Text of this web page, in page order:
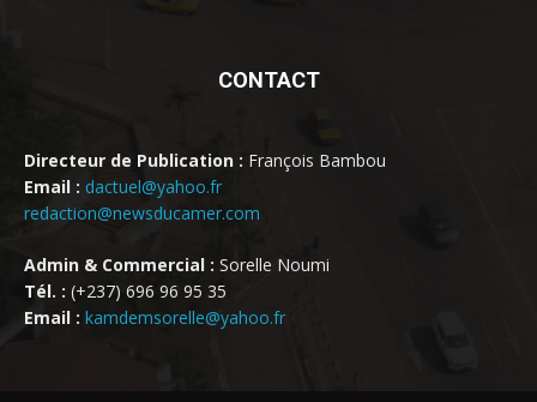
CONTACT
Directeur de Publication : François Bambou
Email : dactuel@yahoo.fr
redaction@newsducamer.com
Admin & Commercial : Sorelle Noumi
Tél. : (+237) 696 96 95 35
Email : kamdemsorelle@yahoo.fr